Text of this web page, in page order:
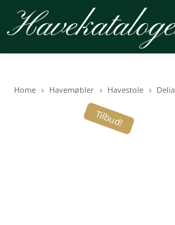
Home Havemøbler Havestole
Tilbud!